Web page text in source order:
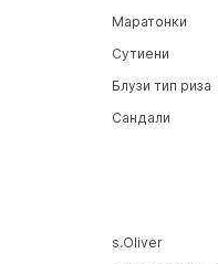
Маратонки
Сутиени
Блузи тип риза
Сандали
s.Oliver